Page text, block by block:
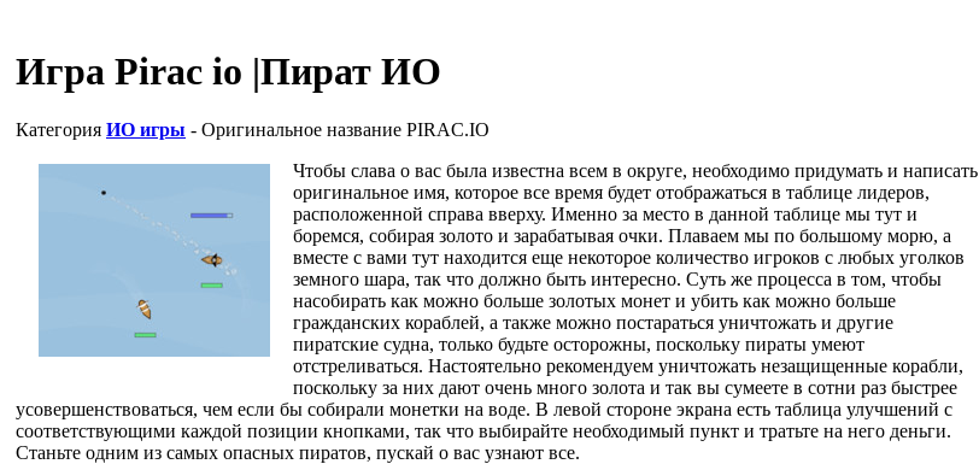
Игра Pirac io |Пират ИО
Категория ИО игры - Оригинальное название PIRAC.IO
Чтобы слава о вас была известна всем в округе, необходимо придумать и написать
оригинальное имя, которое все время будет отображаться в таблице лидеров,
расположенной справа вверху. Именно за место в данной таблице мы тут и
боремся, собирая золото и зарабатывая очки. Плаваем мы по большому морю, а
вместе с вами тут находится еще некоторое количество игроков с любых уголков
земного шара, так что должно быть интересно. Суть же процесса в том, чтобы
насобирать как можно больше золотых монет и убить как можно больше
гражданских кораблей, а также можно постараться уничтожать и другие
пиратские судна, только будьте осторожны, поскольку пираты умеют
отстреливаться. Настоятельно рекомендуем уничтожать незащищенные корабли,
поскольку за них дают очень много золота и так вы сумеете в сотни раз быстрее
усовершенствоваться, чем если бы собирали монетки на воде. В левой стороне экрана есть таблица улучшений с
соответствующими каждой позиции кнопками, так что выбирайте необходимый пункт и тратьте на него деньги.
Станьте одним из самых опасных пиратов, пускай о вас узнают все.